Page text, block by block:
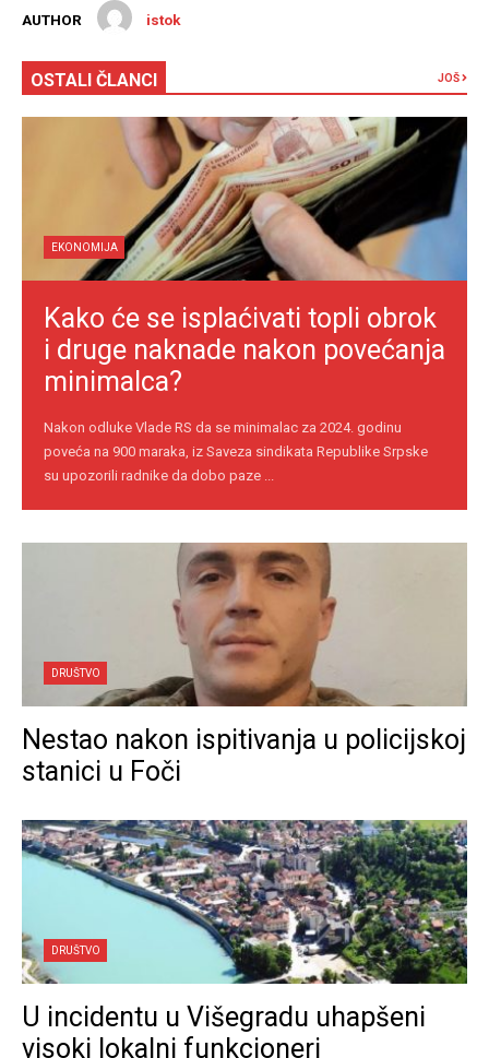
AUTHOR istok
OSTALI ČLANCI JOŠ
EKONOMIJA
Kako će se isplaćivati topli obrok
i druge naknade nakon povećanja
minimalca?
Nakon odluke Vlade RS da se minimalac za 2024. godinu
poveća na 900 maraka, iz Saveza sindikata Republike Srpske
su upozorili radnike da dobo paze ...
DRUŠTVO
Nestao nakon ispitivanja u policijskoj
stanici u Foči
DRUŠTVO
U incidentu u Višegradu uhapšeni
visoki lokalni funkcioneri